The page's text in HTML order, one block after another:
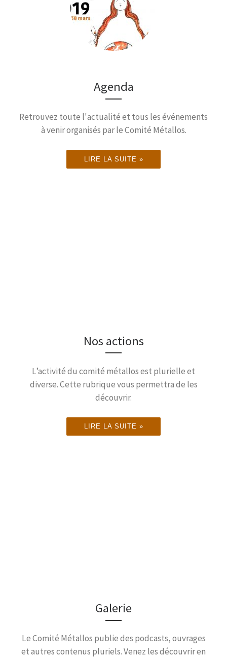
Samedi 28 Mars à partir de
14h30
Filles
Femmes
DÉCOUVREZ LES PROCHAINES
Atelier
d'écriture
VOIR LES PROCHAINES DATES
Le Comité
gratuits, encadrés par des
artistes professionnnel-le-
s
Agenda
Retrouvez toute l'actualité et tous les événements
à venir organisés par le Comité Métallos.
LIRE LA SUITE »
Nos actions
L’activité du comité métallos est plurielle et
diverse. Cette rubrique vous permettra de les
découvrir.
LIRE LA SUITE »
Galerie
Le Comité Métallos publie des podcasts, ouvrages
et autres contenus pluriels. Venez les découvrir en